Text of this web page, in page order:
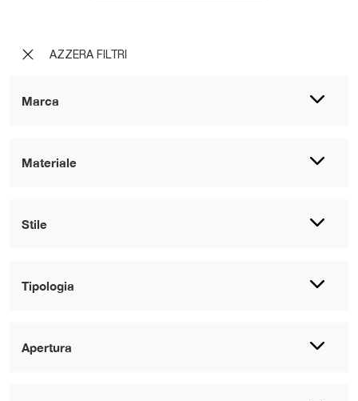
AZZERA FILTRI
Marca
Materiale
Stile
Tipologia
Apertura